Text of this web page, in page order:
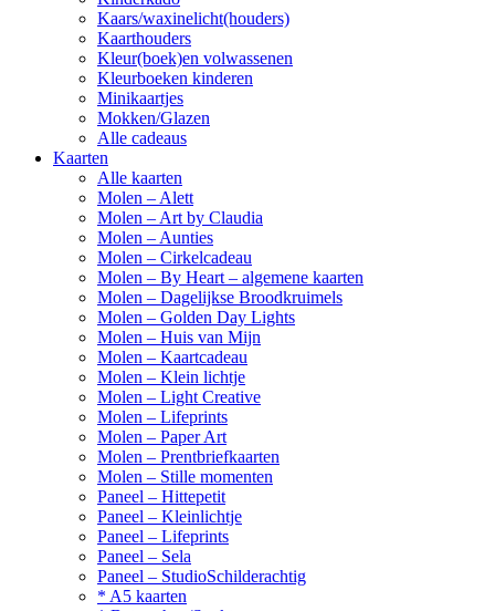
Kaars/waxinelicht(houders)
Kaarthouders
Kleur(boek)en volwassenen
Kleurboeken kinderen
Minikaartjes
Mokken/Glazen
Alle cadeaus
Kaarten
Alle kaarten
Molen – Alett
Molen – Art by Claudia
Molen – Aunties
Molen – Cirkelcadeau
Molen – By Heart – algemene kaarten
Molen – Dagelijkse Broodkruimels
Molen – Golden Day Lights
Molen – Huis van Mijn
Molen – Kaartcadeau
Molen – Klein lichtje
Molen – Light Creative
Molen – Lifeprints
Molen – Paper Art
Molen – Prentbriefkaarten
Molen – Stille momenten
Paneel – Hittepetit
Paneel – Kleinlichtje
Paneel – Lifeprints
Paneel – Sela
Paneel – StudioSchilderachtig
* A5 kaarten